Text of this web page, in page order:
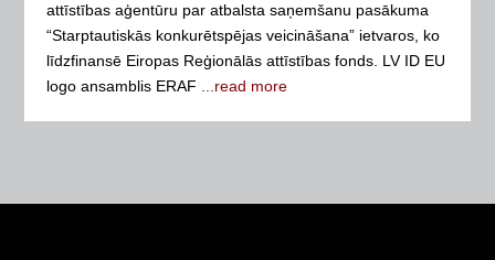
attīstības aģentūru par atbalsta saņemšanu pasākuma
“Starptautiskās konkurētspējas veicināšana” ietvaros, ko
līdzfinansē Eiropas Reģionālās attīstības fonds. LV ID EU
logo ansamblis ERAF ...read more